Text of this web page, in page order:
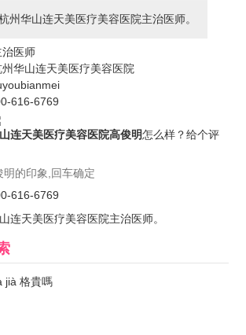
华山连天美医疗美容医院主治医师。
治医师
州华山连天美医疗美容医院
616-6769
连天美医疗美容医院高俊明怎么样？给个评
616-6769
天美医疗美容医院主治医师。
jià 格貴嗎